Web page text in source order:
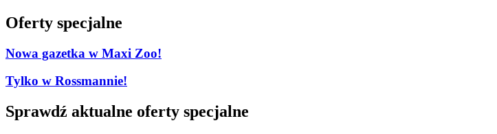
Oferty specjalne
Nowa gazetka w Maxi Zoo!
Tylko w Rossmannie!
Sprawdź aktualne oferty specjalne